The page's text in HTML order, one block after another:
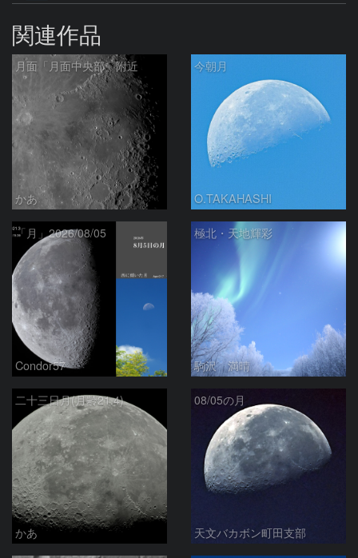
関連作品
月面「月面中央部」附近
かあ
今朝月
O.TAKAHASHI
「月」2026/08/05
Condor57
極北・天地輝彩
駒沢 満晴
二十三日月(月齢21.4)
かあ
08/05の月
天文バカボン町田支部